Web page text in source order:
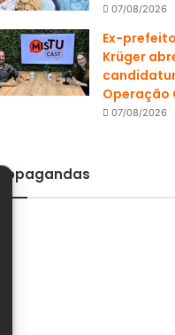
07/08/2026
Ex-
Krüger
Operação
07/08/2026
Propagandas